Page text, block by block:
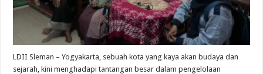
LDII Sleman – Yogyakarta, sebuah kota yang kaya akan budaya dan
sejarah, kini menghadapi tantangan besar dalam pengelolaan